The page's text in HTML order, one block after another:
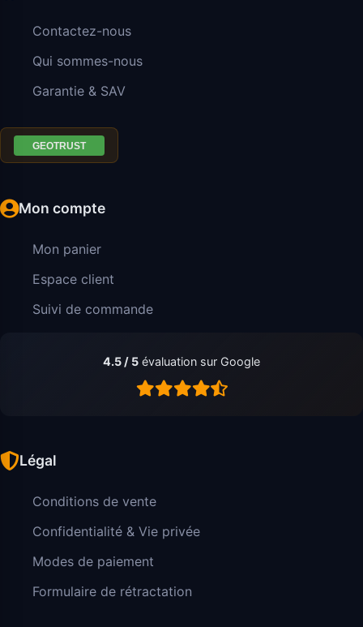
Contactez-nous
Qui sommes-nous
Garantie & SAV
Mon compte
Mon panier
Espace client
Suivi de commande
4.5 / 5 évaluation sur Google
Légal
Conditions de vente
Confidentialité & Vie privée
Modes de paiement
Formulaire de rétractation